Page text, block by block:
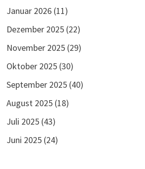
Januar 2026 (11)
Dezember 2025 (22)
November 2025 (29)
Oktober 2025 (30)
September 2025 (40)
August 2025 (18)
Juli 2025 (43)
Juni 2025 (24)